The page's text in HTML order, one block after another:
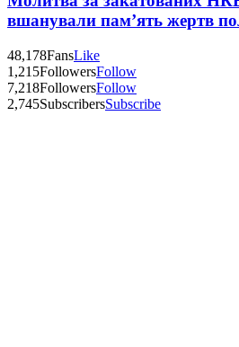
вшанували пам’ять жертв
48,178FansLike
1,215FollowersFollow
7,218FollowersFollow
2,745SubscribersSubscribe